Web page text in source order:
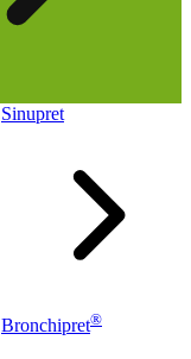
Sinupret
Bronchipret®